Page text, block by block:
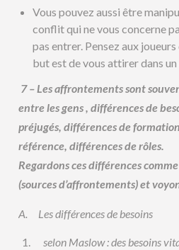
Vous pouvez aussi être
conflit qui ne vous concerne
pas entrer. Pensez aux
but est de vous attirer dans
7 – Les affrontements sont
entre les gens , différences de
préjugés, différences de
référence, différences de rôles.
Regardons ces différences
(sources d’affrontements) et
A. Les différences de besoins
selon Maslow : des besoins